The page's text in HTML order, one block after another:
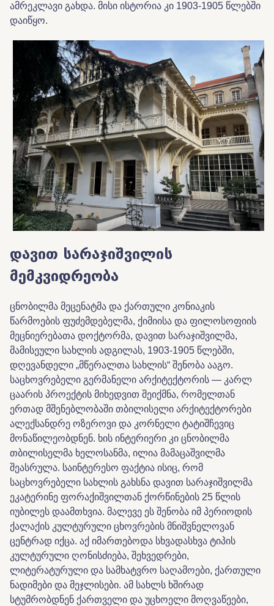
ამრეკლავი გახდა. მისი ისტორია კი 1903-1905 წლებში
დაიწყო.
დავით სარაჯიშვილის
მემკვიდრეობა
ცნობილმა მეცენატმა და ქართული კონიაკის
წარმოების ფუძემდებელმა, ქიმიისა და ფილოსოფიის
მეცნიერებათა დოქტორმა, დავით სარაჯიშვილმა,
მამისეული სახლის ადგილას, 1903-1905 წლებში,
დღევანდელი „მწერალთა სახლის“ შენობა ააგო.
საცხოვრებელი გერმანელი არქიტექტორის — კარლ
ცაარის პროექტის მიხედვით შეიქმნა, რომელთან
ერთად მშენებლობაში თბილისელი არქიტექტორები
ალექსანდრე ოზეროვი და კორნელი ტატიშჩევიც
მონაწილეობდნენ. ხის ინტერიერი კი ცნობილმა
თბილისელმა ხელოსანმა, ილია მამაცაშვილმა
შეასრულა. საინტერესო ფაქტია ისიც, რომ
საცხოვრებელი სახლის გახსნა დავით სარაჯიშვილმა
ეკატერინე ფორაქიშვილთან ქორწინების 25 წლის
იუბილეს დაამთხვია. მალევე ეს შენობა იმ პერიოდის
ქალაქის კულტურული ცხოვრების მნიშვნელოვან
ცენტრად იქცა. აქ იმართებოდა სხვადასხვა ტიპის
კულტურული ღონისძიება, შეხვედრები,
ლიტერატურული და სამხატვრო საღამოები, ქართული
ნადიმები და მეჯლისები. ამ სახლს ხშირად
სტუმრობდნენ ქართველი და უცხოელი მოღვაწეები,